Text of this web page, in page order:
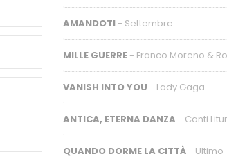
AMANDOTI - Settembre
MILLE GUERRE - Franco Moreno &
VANISH INTO YOU - Lady Gaga
ANTICA, ETERNA DANZA - Canti
QUANDO DORME LA CITTÀ - Ultimo